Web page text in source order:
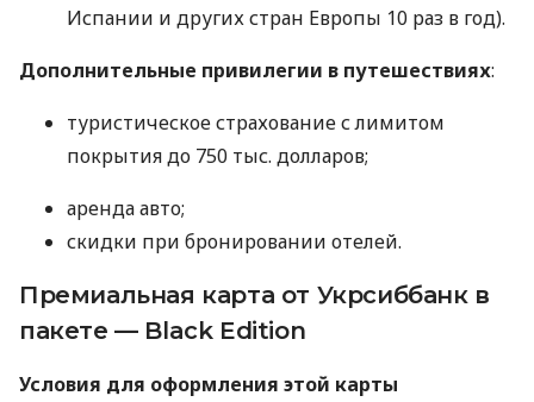
Испании и других стран Европы 10 раз в год).
Дополнительные привилегии в путешествиях:
туристическое страхование с лимитом
покрытия до 750 тыс. долларов;
аренда авто;
скидки при бронировании отелей.
Премиальная карта от Укрсиббанк в
пакете — Black Edition
Условия для оформления этой карты